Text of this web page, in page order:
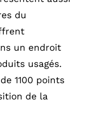
du
un endroit
usagés.
1100 points
de la